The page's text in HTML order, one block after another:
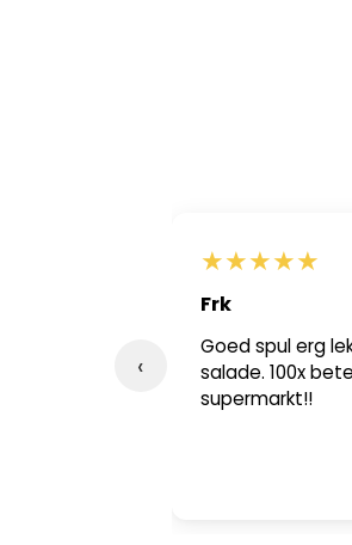
‹
★★★★★
Frk
Goed spul erg
salade. 100x
supermarkt!!